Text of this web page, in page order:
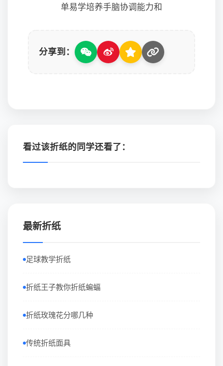
单易学培养手脑协调能力和
分享到：
看过该折纸的同学还看了：
最新折纸
足球教学折纸
折纸王子教你折纸蝙蝠
折纸玫瑰花分哪几种
传统折纸面具